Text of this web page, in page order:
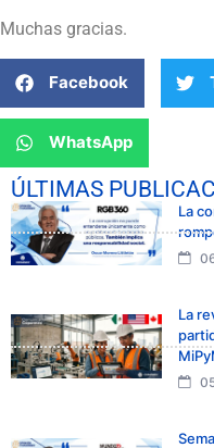
Muchas gracias.
Facebook
WhatsApp
ÚLTIMAS
La
La